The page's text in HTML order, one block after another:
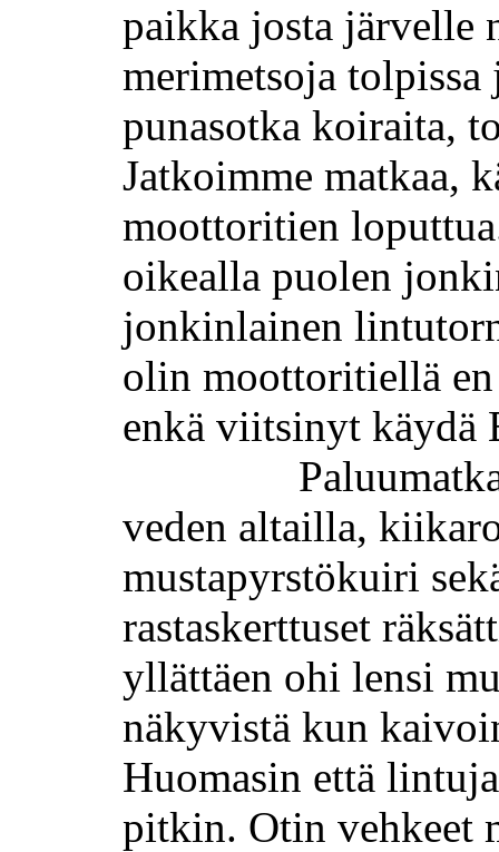
paikka josta järvelle
merimetsoja tolpissa
punasotka koiraita,
Jatkoimme matkaa,
moottoritien
oikealla puolen
jonkinlainen
olin moottoritiellä
enkä viitsinyt käydä
veden altailla,
mustapyrstökuiri
rastaskerttuset
yllättäen ohi lensi
näkyvistä kun
Huomasin että
pitkin. Otin vehkeet